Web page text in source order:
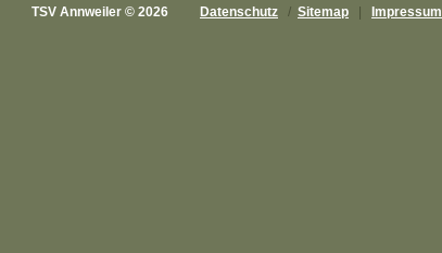
TSV Annweiler © 2026 Datenschutz / Sitemap Impressum